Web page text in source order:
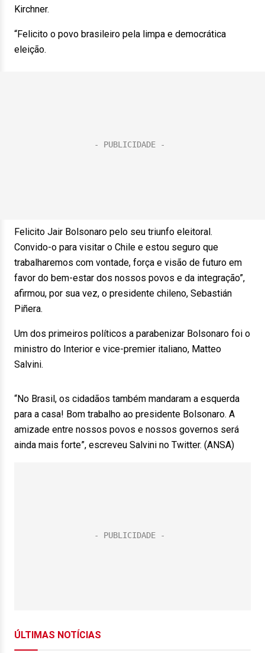
Kirchner.
“Felicito o povo brasileiro pela limpa e democrática
eleição.
Felicito Jair Bolsonaro pelo seu triunfo eleitoral.
Convido-o para visitar o Chile e estou seguro que
trabalharemos com vontade, força e visão de futuro em
favor do bem-estar dos nossos povos e da integração”,
afirmou, por sua vez, o presidente chileno, Sebastián
Piñera.
Um dos primeiros políticos a parabenizar Bolsonaro foi o
ministro do Interior e vice-premier italiano, Matteo
Salvini.
“No Brasil, os cidadãos também mandaram a esquerda
para a casa! Bom trabalho ao presidente Bolsonaro. A
amizade entre nossos povos e nossos governos será
ainda mais forte”, escreveu Salvini no Twitter. (ANSA)